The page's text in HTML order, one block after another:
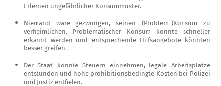
Erlernen ungefährlicher Konsummuster.
Niemand wäre gezwungen, seinen (Problem-)Konsum zu
verheim­lichen. Problematischer Konsum könnte schneller
erkannt werden und entsprechende Hilfsangebote könnten
besser greifen.
Der Staat könnte Steuern einneh­men, legale Arbeitsplätze
entstün­den und hohe prohibitionsbedingte Kosten bei Polizei
und Justiz ent­fielen.